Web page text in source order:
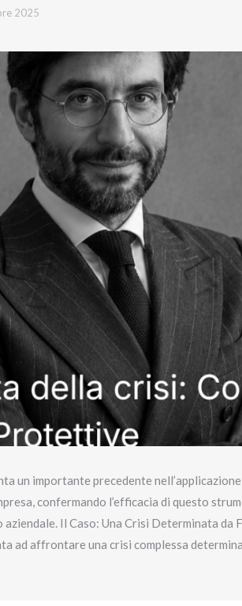
2025
un importante precedente
confermando l’efficacia di questo
Il Caso: Una Crisi Determinata da
ad affrontare una crisi complessa